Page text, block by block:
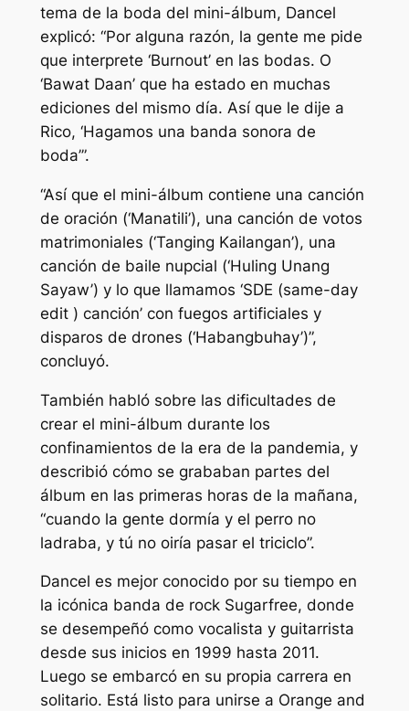
tema de la boda del mini-álbum, Dancel
explicó: “Por alguna razón, la gente me pide
que interprete ‘Burnout’ en las bodas. O
‘Bawat Daan’ que ha estado en muchas
ediciones del mismo día. Así que le dije a
Rico, ‘Hagamos una banda sonora de
boda’”.
“Así que el mini-álbum contiene una canción
de oración (‘Manatili’), una canción de votos
matrimoniales (‘Tanging Kailangan’), una
canción de baile nupcial (‘Huling Unang
Sayaw’) y lo que llamamos ‘SDE (same-day
edit ) canción’ con fuegos artificiales y
disparos de drones (‘Habangbuhay’)”,
concluyó.
También habló sobre las dificultades de
crear el mini-álbum durante los
confinamientos de la era de la pandemia, y
describió cómo se grababan partes del
álbum en las primeras horas de la mañana,
“cuando la gente dormía y el perro no
ladraba, y tú no oiría pasar el triciclo”.
Dancel es mejor conocido por su tiempo en
la icónica banda de rock Sugarfree, donde
se desempeñó como vocalista y guitarrista
desde sus inicios en 1999 hasta 2011.
Luego se embarcó en su propia carrera en
solitario. Está listo para unirse a Orange and